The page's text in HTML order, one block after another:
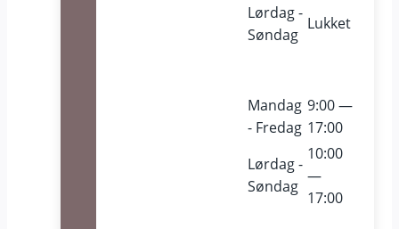
Lørdag -
Søndag
Lukket
Mandag
- Fredag
9:00 —
17:00
Lørdag -
Søndag
10:00
—
17:00